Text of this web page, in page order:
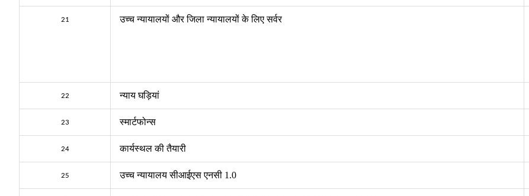
21 उच्च न्यायालयों और जिला न्यायालयों के लिए सर्वर
22 न्याय घड़ियां
23 स्मार्टफोन्स
24 कार्यस्थल की तैयारी
25 उच्च न्यायालय सीआईएस एनसी 1.0